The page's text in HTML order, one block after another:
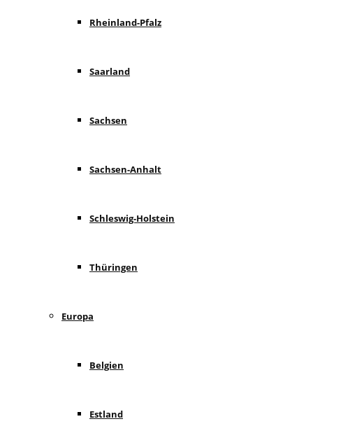
Rheinland-Pfalz
Saarland
Sachsen
Sachsen-Anhalt
Schleswig-Holstein
Thüringen
Europa
Belgien
Estland